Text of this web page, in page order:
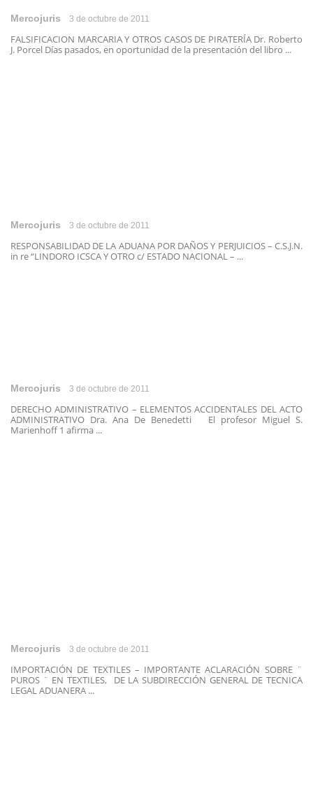
Mercojuris 3 de octubre de 2011
FALSIFICACION MARCARIA Y OTROS CASOS DE PIRATERÍA Dr. Roberto
J. Porcel Días pasados, en oportunidad de la presentación del libro ...
Mercojuris 3 de octubre de 2011
RESPONSABILIDAD DE LA ADUANA POR DAÑOS Y PERJUICIOS – C.S.J.N.
in re “LINDORO ICSCA Y OTRO c/ ESTADO NACIONAL – ...
Mercojuris 3 de octubre de 2011
DERECHO ADMINISTRATIVO – ELEMENTOS ACCIDENTALES DEL ACTO
ADMINISTRATIVO Dra. Ana De Benedetti El profesor Miguel S.
Marienhoff 1 afirma ...
Mercojuris 3 de octubre de 2011
IMPORTACIÓN DE TEXTILES – IMPORTANTE ACLARACIÓN SOBRE ¨
PUROS ¨ EN TEXTILES, DE LA SUBDIRECCIÓN GENERAL DE TECNICA
LEGAL ADUANERA ...